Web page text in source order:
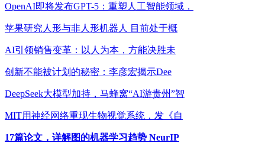
OpenAI即将发布GPT-5：重塑人工智能领域，
苹果研究人形与非人形机器人 目前处于概
AI引领销售变革：以人为本，方能决胜未
创新不能被计划的秘密：李彦宏揭示Dee
DeepSeek大模型加持，马蜂窝“AI游贵州”智
MIT用神经网络重现生物视觉系统，发《自
17篇论文，详解图的机器学习趋势 NeurIP